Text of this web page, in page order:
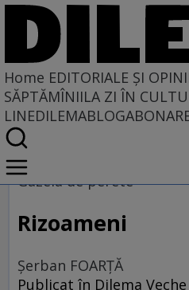
Home EDITORIALE ȘI
SĂPTĂMÎNIILA ZI ÎN
LINEDILEMABLOG
Home
EDITORIALE ȘI OPINII
TÎLC SHOW
Gazela de perete
Rizoameni
Şerban FOARŢĂ
Publicat în Dilema